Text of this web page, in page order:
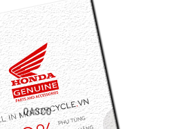
QASCO